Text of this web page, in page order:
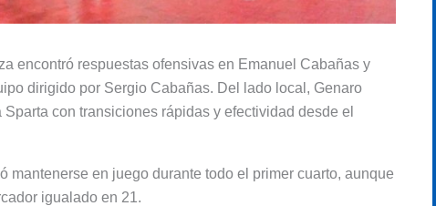
encontró respuestas ofensivas en Emanuel Cabañas y
dirigido por Sergio Cabañas. Del lado local, Genaro
con transiciones rápidas y efectividad desde el
en juego durante todo el primer cuarto, aunque
igualado en 21.